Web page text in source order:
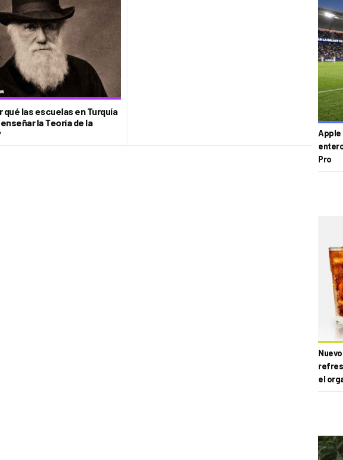
qué las escuelas en Turquía
la Teoría de la
Apple
Pro
el